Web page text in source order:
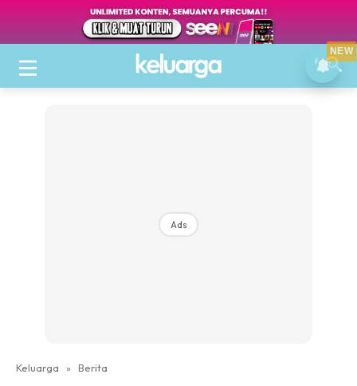
Ads
Keluarga » Berita
NEW